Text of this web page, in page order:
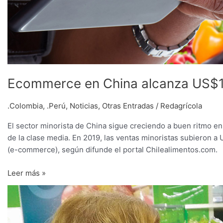
Ecommerce en China alcanza
.Colombia, .Perú, Noticias, Otras Entradas / Redagrícola
El sector minorista de China sigue creciendo a buen ritmo
de la clase media. En 2019, las ventas minoristas subieron
(e-commerce), según difunde el portal Chilealimentos.com.
Leer más »
España